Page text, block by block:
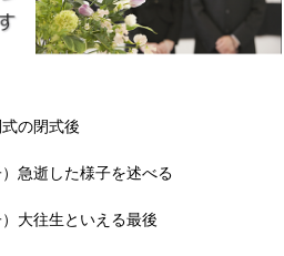
の閉式後
急逝した様子を述べる
大往生といえる最後